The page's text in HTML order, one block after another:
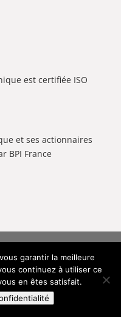
est certifiée ISO
et ses actionnaires
BPI France
Droits Réservés |
de Confidentialité|
web
garantir la meilleure
continuez à utiliser ce
en êtes satisfait.